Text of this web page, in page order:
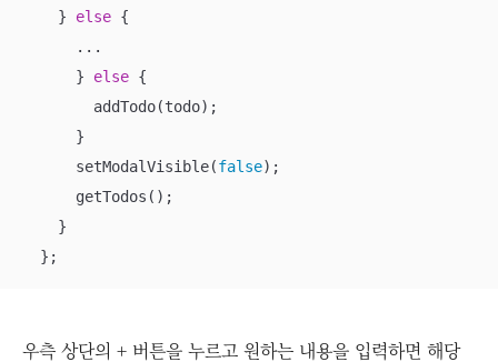
    }
else {
      ...
      }
else {
        addTodo(todo);
      }
      setModalVisible(
false);
      getTodos();
    }
  };
우측 상단의 + 버튼을 누르고 원하는 내용을 입력하면 해당